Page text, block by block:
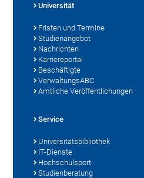
Universität
Fristen und Termine
Studienangebot
Nachrichten
Karriereportal
Beschäftigte
VerwaltungsABC
Amtliche Veröffentlichungen
Service
Universitätsbibliothek
IT-Dienste
Hochschulsport
Studienberatung